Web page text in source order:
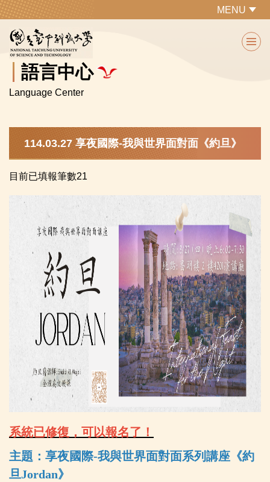
跳
主
要
容
區
語言中心
Language Center
MENU
114.03.27 享夜國際-我與世界面對面《約旦》
目前已填報筆數21
系統已修復，可以報名了！
主題：享夜國際-我與世界面對面系列講座《約
旦Jordan》